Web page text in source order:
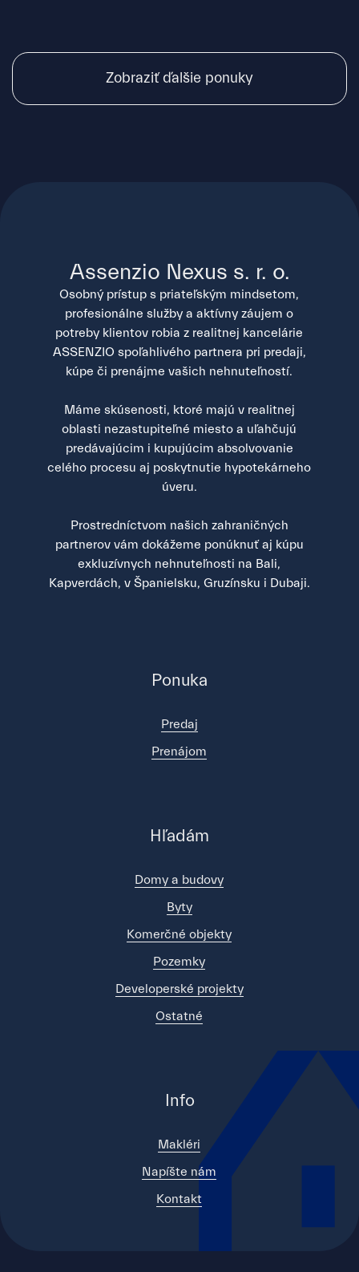
Zobraziť ďalšie ponuky
Assenzio Nexus s. r. o.
Osobný prístup s priateľským mindsetom,
profesionálne služby a aktívny záujem o
potreby klientov robia z realitnej kancelárie
ASSENZIO spoľahlivého partnera pri predaji,
kúpe či prenájme vašich nehnuteľností.
Máme skúsenosti, ktoré majú v realitnej
oblasti nezastupiteľné miesto a uľahčujú
predávajúcim i kupujúcim absolvovanie
celého procesu aj poskytnutie hypotekárneho
úveru.
Prostredníctvom našich zahraničných
partnerov vám dokážeme ponúknuť aj kúpu
exkluzívnych nehnuteľnosti na Bali,
Kapverdách, v Španielsku, Gruzínsku i Dubaji.
Ponuka
Predaj
Prenájom
Hľadám
Domy a budovy
Byty
Komerčné objekty
Pozemky
Developerské projekty
Ostatné
Info
Makléri
Napíšte nám
Kontakt